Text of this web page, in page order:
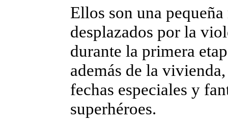
Ellos son una
desplazados por la
durante la primera
además de la
fechas especiales y
superhéroes.